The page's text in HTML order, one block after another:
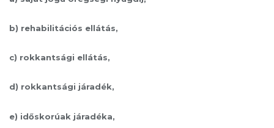
b) rehabilitációs ellátás,
c) rokkantsági ellátás,
d) rokkantsági járadék,
e) időskorúak járadéka,